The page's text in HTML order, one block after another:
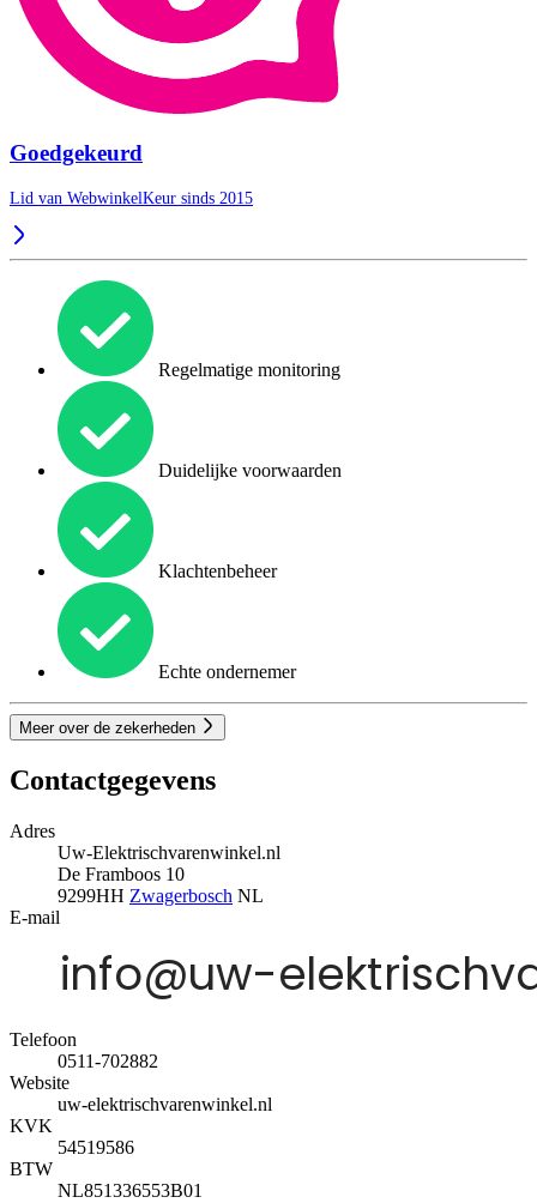
Goedgekeurd
Lid van WebwinkelKeur sinds 2015
Regelmatige monitoring
Duidelijke voorwaarden
Klachtenbeheer
Echte ondernemer
Meer over de zekerheden
Contactgegevens
Adres
Uw-Elektrischvarenwinkel.nl
De Framboos 10
9299HH Zwagerbosch NL
E-mail
Telefoon
0511-702882
Website
uw-elektrischvarenwinkel.nl
KVK
54519586
BTW
NL851336553B01